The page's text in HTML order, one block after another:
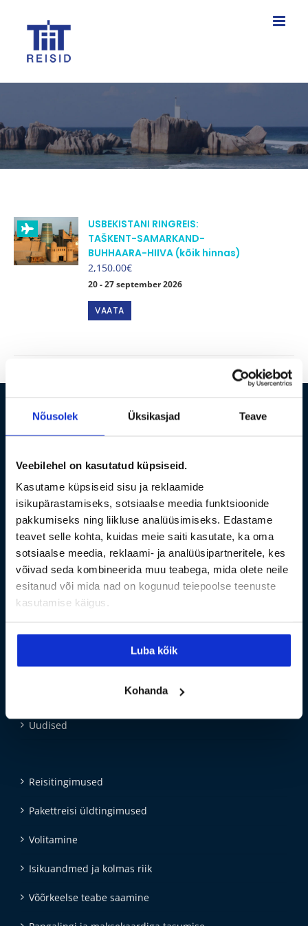
Nõusolek Üksikasjad Teave
Veebilehel on kasutatud küpsiseid.
Kasutame küpsiseid sisu ja reklaamide
isikupärastamiseks, sotsiaalse meedia funktsioonide
pakkumiseks ning liikluse analüüsimiseks. Edastame
teavet selle kohta, kuidas meie saiti kasutate, ka oma
sotsiaalse meedia, reklaami- ja analüüsipartneritele, kes
võivad seda kombineerida muu teabega, mida olete neile
esitanud või mida nad on kogunud teiepoolse teenuste
kasutamise käigus.
Luba kõik
Kohanda
USBEKISTANI RINGREIS:
TAŠKENT-SAMARKAND-
BUHHAARA-HIIVA (kõik hinnas)
2,150.00€
20 - 27 september 2026
Sellel
tootel
tootelehel.
VAATA
TIIT-REISID OÜ
hiiumaa@tiitreisid.ee
Tallinn 10120, Raua 36-305 ;
Hiiumaa, Kärdla 92411, Sadama 13
Registrikood: 10055108
KMKR nr: EE100455982
UUS! Kinkekaardid
Privaatsustingimused
Pakettreisilepingu teabeleht
Uudised
Reisitingimused
Pakettreisi üldtingimused
Volitamine
Isikuandmed ja kolmas riik
Võõrkeelse teabe saamine